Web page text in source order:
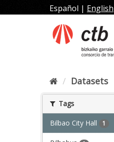
to
Español | English
Datasets
Tags
Bilbao City Hall 1